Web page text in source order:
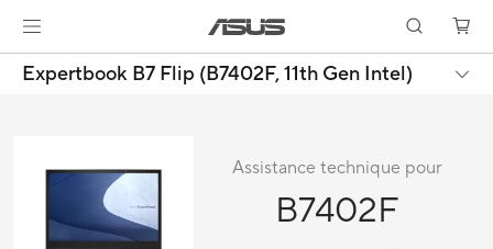
Expertbook B7 Flip (B7402F, 11th Gen Intel)
Assistance technique pour
B7402F